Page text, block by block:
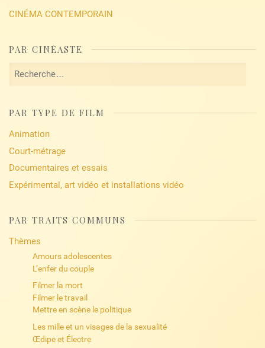
CINÉMA CONTEMPORAIN
PAR CINÉASTE
Rechercher :
PAR TYPE DE FILM
Animation
Court-métrage
Documentaires et essais
Expérimental, art vidéo et installations vidéo
PAR TRAITS COMMUNS
Thèmes
Amours adolescentes
L’enfer du couple
Filmer la mort
Filmer le travail
Mettre en scène le politique
Les mille et un visages de la sexualité
Œdipe et Électre